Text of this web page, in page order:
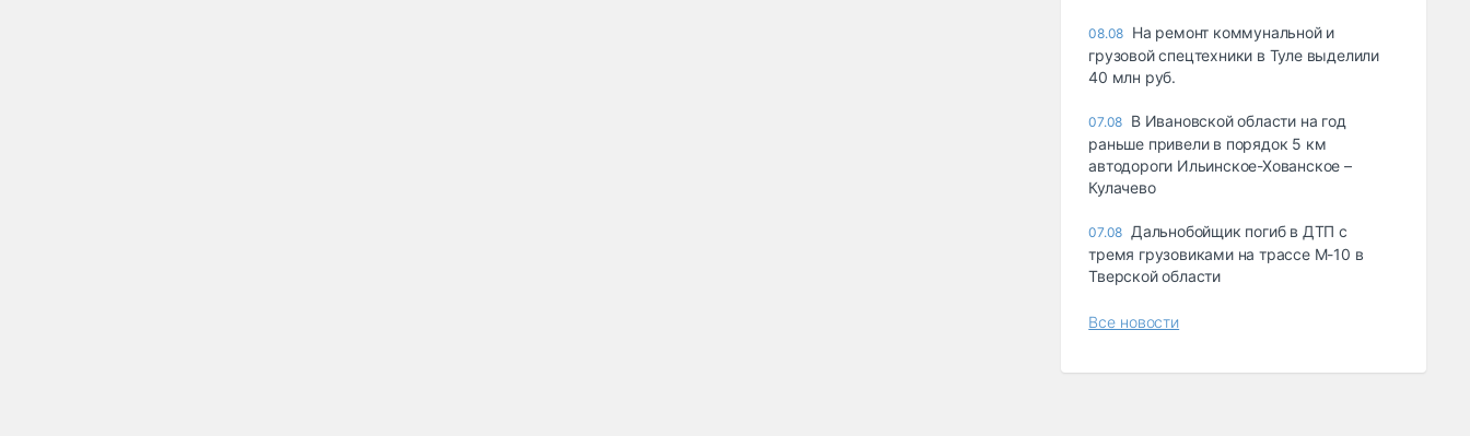
08.08 На ремонт коммунальной и
грузовой спецтехники в Туле выделили
40 млн руб.
07.08 В Ивановской области на год
раньше привели в порядок 5 км
автодороги Ильинское-Хованское –
Кулачево
07.08 Дальнобойщик погиб в ДТП с
тремя грузовиками на трассе М-10 в
Тверской области
Все новости